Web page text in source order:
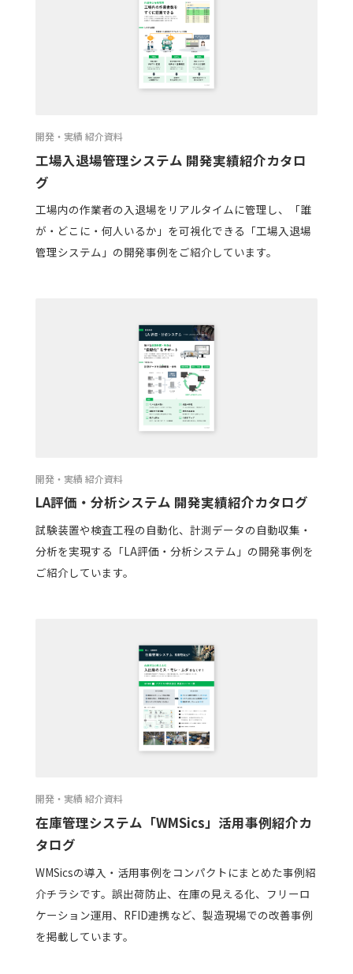
開発・実績 紹介資料
工場入退場管理システム 開発実績紹介カタロ
グ
工場内の作業者の入退場をリアルタイムに管理し、「誰
が・どこに・何人いるか」を可視化できる「工場入退場
管理システム」の開発事例をご紹介しています。
開発・実績 紹介資料
LA評価・分析システム 開発実績紹介カタログ
試験装置や検査工程の自動化、計測データの自動収集・
分析を実現する「LA評価・分析システム」の開発事例を
ご紹介しています。
開発・実績 紹介資料
在庫管理システム「WMSics」活用事例紹介カ
タログ
WMSicsの導入・活用事例をコンパクトにまとめた事例紹
介チラシです。誤出荷防止、在庫の見える化、フリーロ
ケーション運用、RFID連携など、製造現場での改善事例
を掲載しています。